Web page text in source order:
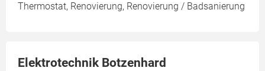
Thermostat, Renovierung, Renovierung / Badsanierung
Elektrotechnik Botzenhard